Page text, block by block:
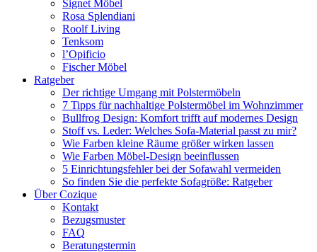
Signet Möbel
Rosa Splendiani
Roolf Living
Tenksom
l’Opificio
Fischer Möbel
Ratgeber
Der richtige Umgang mit Polstermöbeln
7 Tipps für nachhaltige Polstermöbel im Wohnzimmer
Bullfrog Design: Komfort trifft auf modernes Design
Stoff vs. Leder: Welches Sofa-Material passt zu mir?
Wie Farben kleine Räume größer wirken lassen
Wie Farben Möbel-Design beeinflussen
5 Einrichtungsfehler bei der Sofawahl vermeiden
So finden Sie die perfekte Sofagröße: Ratgeber
Über Cozique
Kontakt
Bezugsmuster
FAQ
Beratungstermin